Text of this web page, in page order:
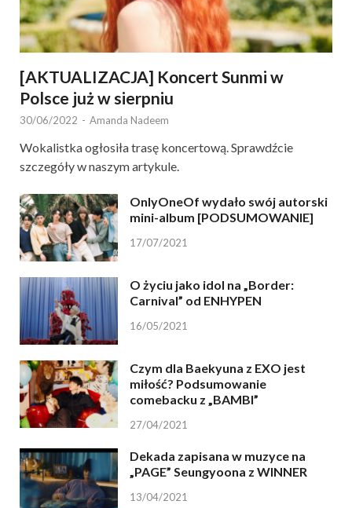
[AKTUALIZACJA] Koncert Sunmi w
Polsce już w sierpniu
30/06/2022 - Amanda Nadeem
Wokalistka ogłosiła trasę koncertową. Sprawdźcie
szczegóły w naszym artykule.
OnlyOneOf wydało swój autorski
mini-album [PODSUMOWANIE]
17/07/2021
O życiu jako idol na „Border:
Carnival” od ENHYPEN
16/05/2021
Czym dla Baekyuna z EXO jest
miłość? Podsumowanie
comebacku z „BAMBI”
27/04/2021
Dekada zapisana w muzyce na
„PAGE” Seungyoona z WINNER
13/04/2021